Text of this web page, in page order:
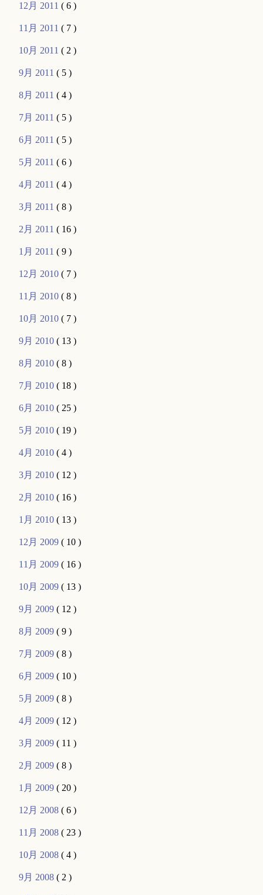
12月 2011( 6 )
11月 2011( 7 )
10月 2011( 2 )
9月 2011( 5 )
8月 2011( 4 )
7月 2011( 5 )
6月 2011( 5 )
5月 2011( 6 )
4月 2011( 4 )
3月 2011( 8 )
2月 2011( 16 )
1月 2011( 9 )
12月 2010( 7 )
11月 2010( 8 )
10月 2010( 7 )
9月 2010( 13 )
8月 2010( 8 )
7月 2010( 18 )
6月 2010( 25 )
5月 2010( 19 )
4月 2010( 4 )
3月 2010( 12 )
2月 2010( 16 )
1月 2010( 13 )
12月 2009( 10 )
11月 2009( 16 )
10月 2009( 13 )
9月 2009( 12 )
8月 2009( 9 )
7月 2009( 8 )
6月 2009( 10 )
5月 2009( 8 )
4月 2009( 12 )
3月 2009( 11 )
2月 2009( 8 )
1月 2009( 20 )
12月 2008( 6 )
11月 2008( 23 )
10月 2008( 4 )
9月 2008( 2 )